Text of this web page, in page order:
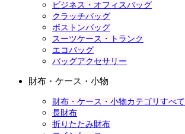
ビジネス・オフィスバッグ
クラッチバッグ
ボストンバッグ
スーツケース・トランク
エコバッグ
バッグアクセサリー
財布・ケース・小物
財布・ケース・小物カテゴリすべて
長財布
折りたたみ財布